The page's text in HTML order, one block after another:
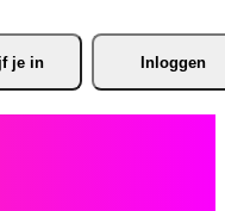
je in Inloggen